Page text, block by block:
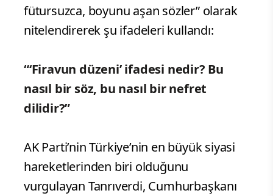
fütursuzca, boyunu aşan sözler” olarak
nitelendirerek şu ifadeleri kullandı:
“‘Firavun düzeni’ ifadesi nedir? Bu
nasıl bir söz, bu nasıl bir nefret
dilidir?”
AK Parti’nin Türkiye’nin en büyük siyasi
hareketlerinden biri olduğunu
vurgulayan Tanrıverdi, Cumhurbaşkanı